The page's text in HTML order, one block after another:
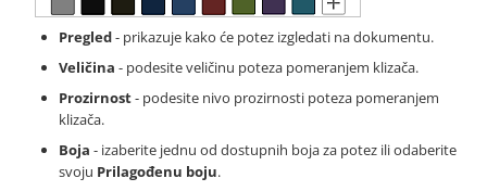
Pregled- prikazuje kako će potez izgledati na dokumentu.
Veličina - podesite veličinu poteza pomeranjem klizača.
Prozirnost- podesite nivo prozirnosti poteza pomeranjem
klizača.
Boja - izaberite jednu od dostupnih boja za potez ili odaberite
svoju Prilagođenu boju.